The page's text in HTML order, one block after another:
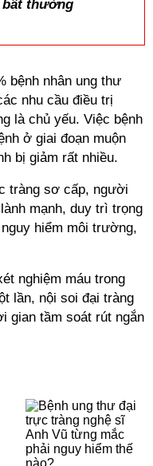
bất thường
bệnh nhân ung thư
nhu cầu điều trị
là chủ yếu. Việc bệnh
ở giai đoạn muộn
bị giảm rất nhiều.
tràng sơ cấp, người
mạnh, duy trì trọng
hiểm môi trường,
nghiệm máu trong
lần, nội soi đại tràng
gian tầm soát rút ngắn